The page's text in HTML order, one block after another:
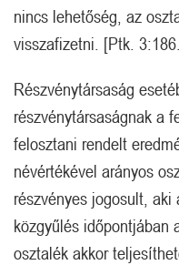
nincs lehetőség, az
visszafizetni. [Ptk.
Részvénytársaság
részvénytársaságnak a
felosztani rendelt
névértékével arányos
részvényes jogosult,
közgyűlés időpontjában
osztalék akkor